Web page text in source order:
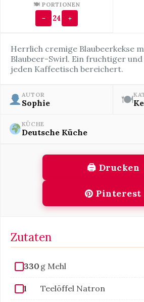
🍽 PORTIONEN
− 24 +
Herrlich cremige Blaubeerkekse
Blaubeer-Swirl. Ein fruchtiger
jeden Kaffeetisch bereichert.
AUTOR
Sophie 🍽
KÜCHE
Deutsche Küche
🖨 Drucken
Pinterest
Zutaten
330 g Mehl
1 Teelöffel Natron